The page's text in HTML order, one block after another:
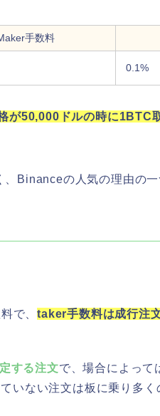
手数料
0.1%
が50,000ドルの時に1BTC
Binanceの人気の理由の一
で、taker手数料は成行注
する注文で、場合によって
いない注文は板に乗り多く